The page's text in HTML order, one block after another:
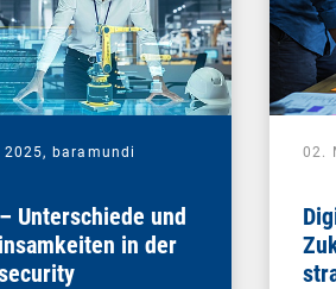
baramundi
Unterschiede und
in der
02.